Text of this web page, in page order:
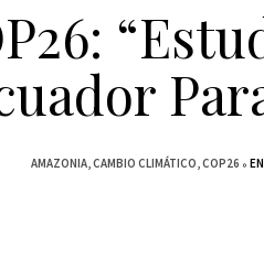
AMAZONIA CAMBIO CLIMÁTICO COP26